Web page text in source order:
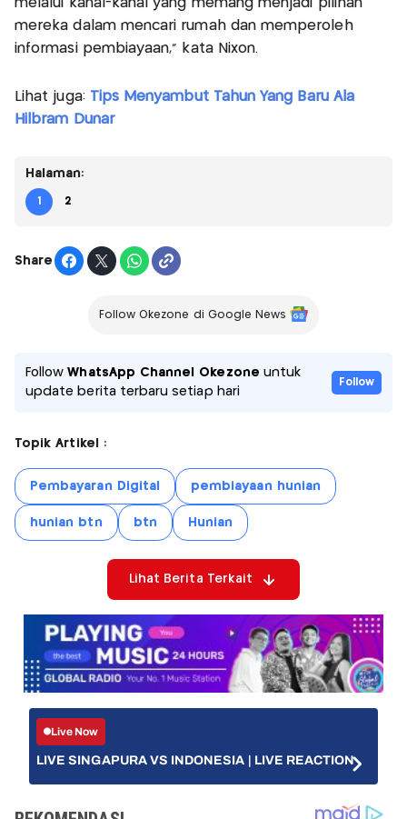
melalui kanal-kanal yang memang menjadi pilihan
mereka dalam mencari rumah dan memperoleh
informasi pembiayaan," kata Nixon.
Lihat juga: Tips Menyambut Tahun Yang Baru Ala
Hilbram Dunar
Halaman:
1 2
Share
Follow Okezone di Google News
FollowWhatsApp Channel Okezone untuk
update berita terbaru setiap hari
Follow
Topik Artikel :
Pembayaran Digital pembiayaan hunian
hunian btn btn Hunian
Lihat Berita Terkait
Live Now
LIVE SINGAPURA VS INDONESIA | LIVE REACTION